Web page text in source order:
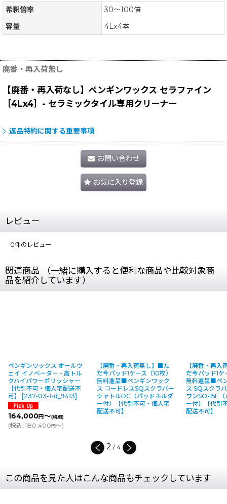
希釈倍率
30〜100倍
容量
4Lx4本
廃番・再入荷無し
【廃番・再入荷なし】ペンギンワックス セラファイン
［4Lx4］- セラミックタイル専用クリーナー
返品特約に関する重要事項
お問い合わせ
お気に入り登録
レビュー
0件のレビュー
関連商品 （一緒に購入すると便利な商品や比較対象商
品を紹介しています）
ルウ
ル
ー
不
]
【廃番・再入荷無し】■た
だ今パッド1ケース（10枚）
無料進呈■ペンギンワック
ス コードレスSQスクラバー
シャトルDC（パッドホルダ
ー付）【代引不可・個人宅
配送不可】
【廃番・再入荷無し】■た
だ今パッド1ケース（10枚）
無料進呈■ペンギンワック
ス SQスクラバー シャトル
ワンSO-15E（パッドホルダ
ー付）【代引不可・個人宅
配送不可】
【廃番
ギンワ
用セラ
[ 1291-
3 / 4
この商品を見た人はこんな商品もチェックしています